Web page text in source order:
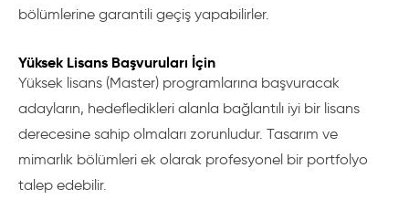
bölümlerine garantili geçiş yapabilirler.
Yüksek Lisans Başvuruları İçin
Yüksek lisans (Master) programlarına başvuracak
adayların, hedefledikleri alanla bağlantılı iyi bir lisans
derecesine sahip olmaları zorunludur. Tasarım ve
mimarlık bölümleri ek olarak profesyonel bir portfolyo
talep edebilir.